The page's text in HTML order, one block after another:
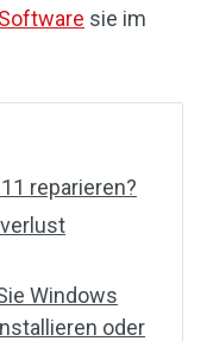
sie im
reparieren?
Windows
oder